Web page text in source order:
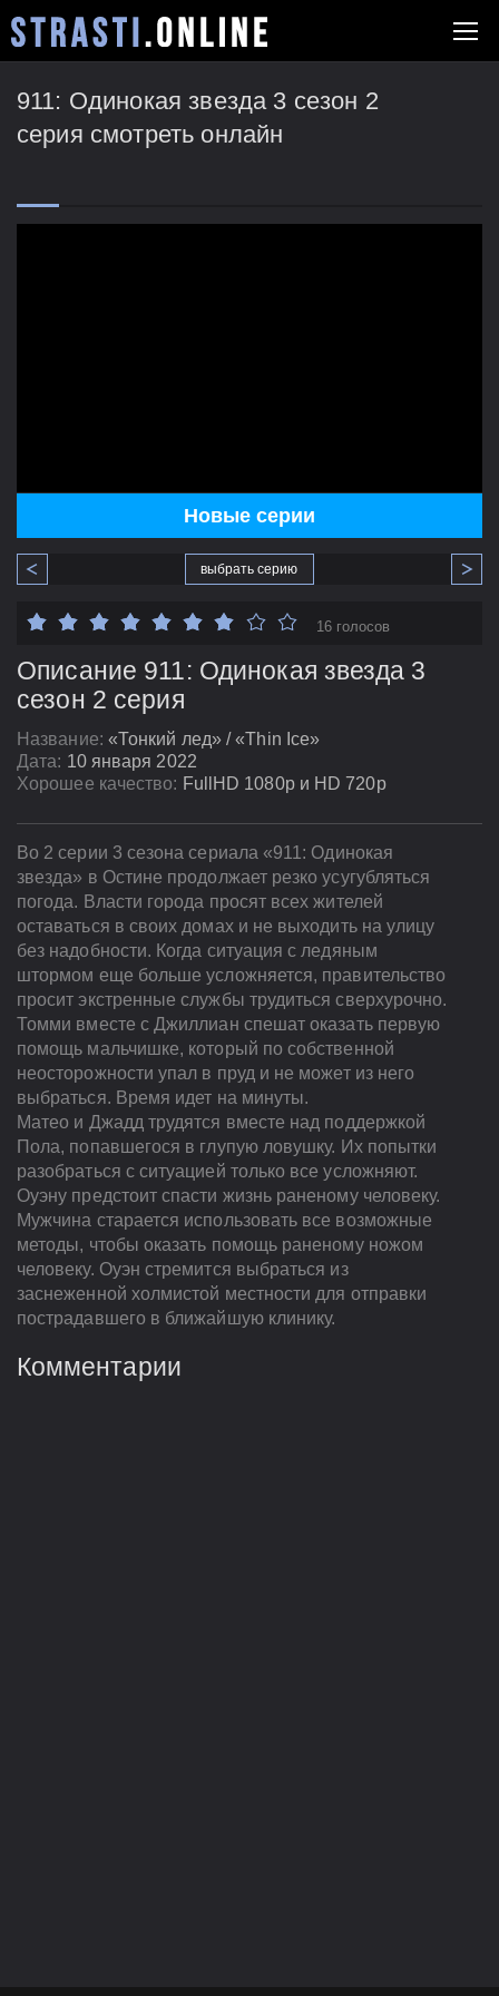
911: Одинокая звезда 3 сезон 2
серия смотреть онлайн
Новые серии
выбрать серию
Описание 911: Одинокая звезда 3
сезон 2 серия
Название: «Тонкий лед» / «Thin Ice»
Дата: 10 января 2022
Хорошее качество: FullHD 1080p и HD 720p
16 голосов
Во 2 серии 3 сезона сериала «911: Одинокая
звезда» в Остине продолжает резко усугубляться
погода. Власти города просят всех жителей
оставаться в своих домах и не выходить на улицу
без надобности. Когда ситуация с ледяным
штормом еще больше усложняется, правительство
просит экстренные службы трудиться сверхурочно.
Томми вместе с Джиллиан спешат оказать первую
помощь мальчишке, который по собственной
неосторожности упал в пруд и не может из него
выбраться. Время идет на минуты.
Матео и Джадд трудятся вместе над поддержкой
Пола, попавшегося в глупую ловушку. Их попытки
разобраться с ситуацией только все усложняют.
Оуэну предстоит спасти жизнь раненому человеку.
Мужчина старается использовать все возможные
методы, чтобы оказать помощь раненому ножом
человеку. Оуэн стремится выбраться из
заснеженной холмистой местности для отправки
пострадавшего в ближайшую клинику.
Комментарии